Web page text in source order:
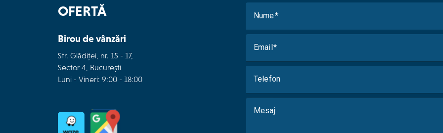
OFERTĂ
Birou de vânzări
Str. Glădiței, nr. 15 - 17,
Sector 4, București
Luni - Vineri: 9:00 - 18:00
Nume
Email
Telefon
Mesaj